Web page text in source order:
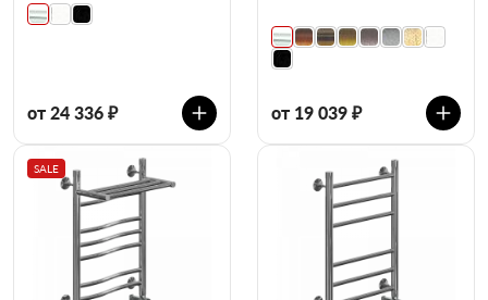
от 24 336 ₽ от 19 039 ₽
SALE